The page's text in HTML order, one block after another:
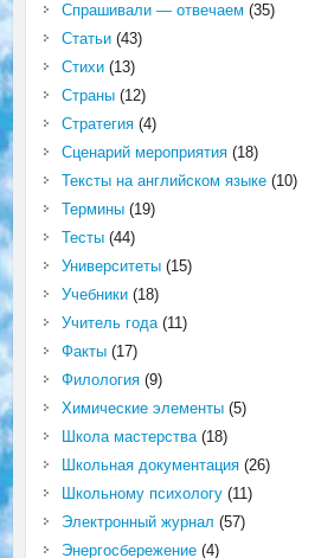
Спрашивали — отвечаем (35)
Статьи(43)
Стихи(13)
Страны(12)
Стратегия(4)
Сценарий мероприятия(18)
Тексты на английском языке(10)
Термины(19)
Тесты(44)
Университеты(15)
Учебники(18)
Учитель года(11)
Факты(17)
Филология(9)
Химические элементы(5)
Школа мастерства(18)
Школьная документация(26)
Школьному психологу(11)
Электронный журнал (57)
Энергосбережение(4)